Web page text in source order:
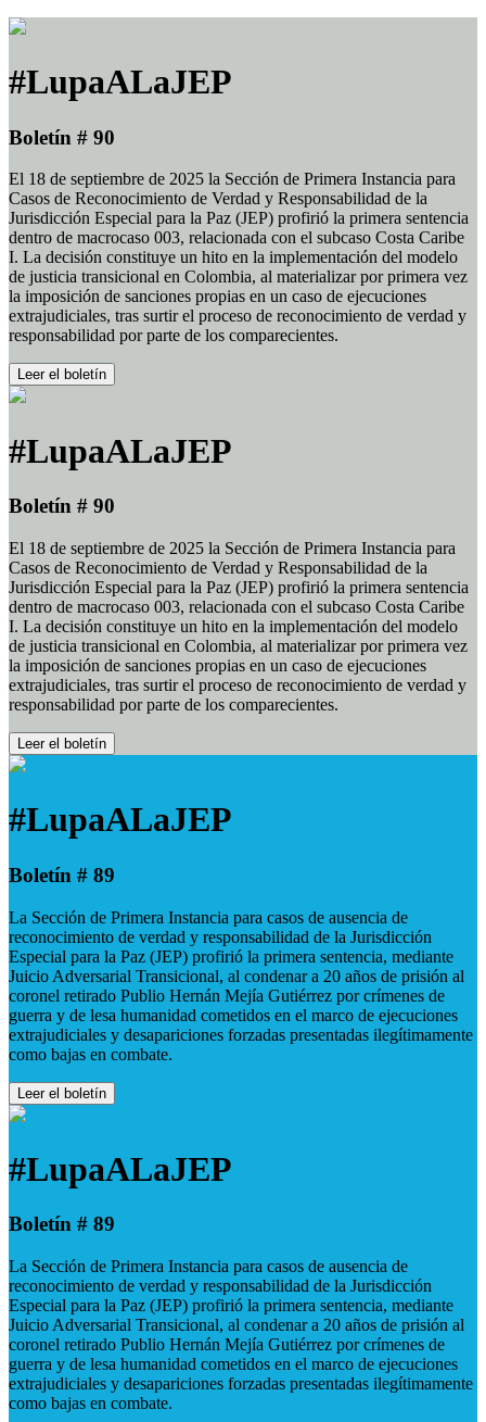
#LupaALaJEP
Boletín # 90
El 18 de septiembre de 2025 la Sección de Primera Instancia para
Casos de Reconocimiento de Verdad y Responsabilidad de la
Jurisdicción Especial para la Paz (JEP) profirió la primera sentencia
dentro de macrocaso 003, relacionada con el subcaso Costa Caribe
I. La decisión constituye un hito en la implementación del modelo
de justicia transicional en Colombia, al materializar por primera vez
la imposición de sanciones propias en un caso de ejecuciones
extrajudiciales, tras surtir el proceso de reconocimiento de verdad y
responsabilidad por parte de los comparecientes.
Leer el boletín
#LupaALaJEP
Boletín # 90
El 18 de septiembre de 2025 la Sección de Primera Instancia para
Casos de Reconocimiento de Verdad y Responsabilidad de la
Jurisdicción Especial para la Paz (JEP) profirió la primera sentencia
dentro de macrocaso 003, relacionada con el subcaso Costa Caribe
I. La decisión constituye un hito en la implementación del modelo
de justicia transicional en Colombia, al materializar por primera vez
la imposición de sanciones propias en un caso de ejecuciones
extrajudiciales, tras surtir el proceso de reconocimiento de verdad y
responsabilidad por parte de los comparecientes.
Leer el boletín
#LupaALaJEP
Boletín # 89
La Sección de Primera Instancia para casos de ausencia de
reconocimiento de verdad y responsabilidad de la Jurisdicción
Especial para la Paz (JEP) profirió la primera sentencia, mediante
Juicio Adversarial Transicional, al condenar a 20 años de prisión al
coronel retirado Publio Hernán Mejía Gutiérrez por crímenes de
guerra y de lesa humanidad cometidos en el marco de ejecuciones
extrajudiciales y desapariciones forzadas presentadas ilegítimamente
como bajas en combate.
Leer el boletín
#LupaALaJEP
Boletín # 89
La Sección de Primera Instancia para casos de ausencia de
reconocimiento de verdad y responsabilidad de la Jurisdicción
Especial para la Paz (JEP) profirió la primera sentencia, mediante
Juicio Adversarial Transicional, al condenar a 20 años de prisión al
coronel retirado Publio Hernán Mejía Gutiérrez por crímenes de
guerra y de lesa humanidad cometidos en el marco de ejecuciones
extrajudiciales y desapariciones forzadas presentadas ilegítimamente
como bajas en combate.